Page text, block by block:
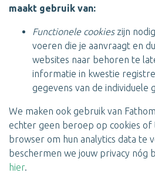
maakt gebruik van:
Functionele cookieszijn
voeren die je aanvraagt en
websites naar behoren te
informatie in kwestie
gegevens van de individuele
We maken ook gebruik van
echter geen beroep op cookies of
browser om hun analytics data te
beschermen we jouw privacy nóg
hier.